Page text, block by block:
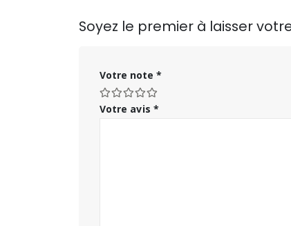
Soyez le premier à laisser votre
Votre note *
Votre avis *